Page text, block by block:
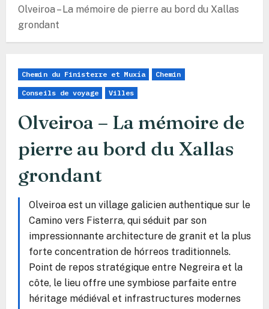
Olveiroa – La mémoire de pierre au bord du Xallas
grondant
Chemin du Finisterre et Muxía Chemin
Conseils de voyage Villes
Olveiroa – La mémoire de
pierre au bord du Xallas
grondant
Olveiroa est un village galicien authentique sur le
Camino vers Fisterra, qui séduit par son
impressionnante architecture de granit et la plus
forte concentration de hórreos traditionnels.
Point de repos stratégique entre Negreira et la
côte, le lieu offre une symbiose parfaite entre
héritage médiéval et infrastructures modernes